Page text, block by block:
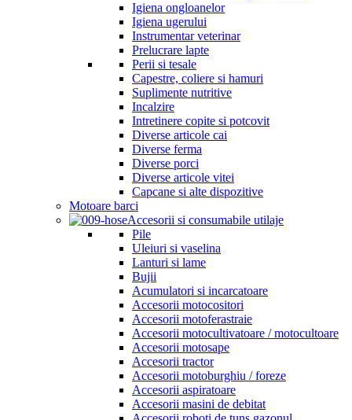
Igiena ongloanelor
Igiena ugerului
Instrumentar veterinar
Prelucrare lapte
Perii si tesale
Capestre, coliere si hamuri
Suplimente nutritive
Incalzire
Intretinere copite si potcovit
Diverse articole cai
Diverse ferma
Diverse porci
Diverse articole vitei
Capcane si alte dispozitive
Motoare barci
Accesorii si consumabile utilaje
Pile
Uleiuri si vaselina
Lanturi si lame
Bujii
Acumulatori si incarcatoare
Accesorii motocositori
Accesorii motoferastraie
Accesorii motocultivatoare / motocultoare
Accesorii motosape
Accesorii tractor
Accesorii motoburghiu / foreze
Accesorii aspiratoare
Accesorii masini de debitat